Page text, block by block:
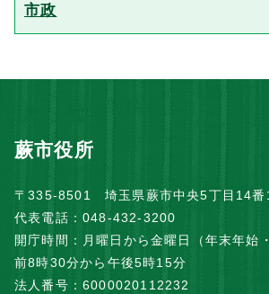
市政
蕨市役所
〒335-8501 埼玉県蕨市中央5丁目14番
代表電話：048-432-3200
開庁時間：月曜日から金曜日（年末年
前8時30分から午後5時15分
法人番号：6000020112232